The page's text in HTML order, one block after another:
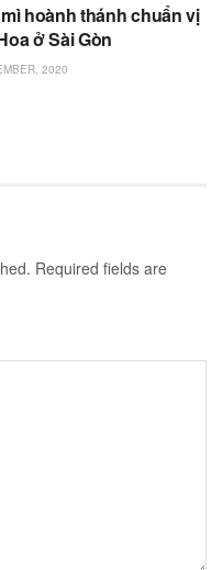
hoành thánh chuẩn vị
ở Sài Gòn
2020
Required fields are